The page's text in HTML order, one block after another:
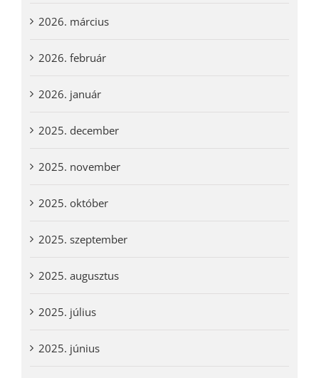
2026. március
2026. február
2026. január
2025. december
2025. november
2025. október
2025. szeptember
2025. augusztus
2025. július
2025. június